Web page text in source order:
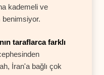
kademeli ve
benimsiyor.
taraflarca farklı
İran'a bağlı çok